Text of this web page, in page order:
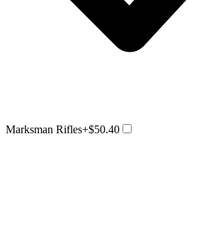
Marksman Rifles+$50.40